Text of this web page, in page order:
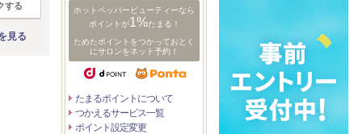
する
見る
ホットペッパービューティーなら
ポイントが1%たまる！
ためたポイントをつかっておとく
にサロンをネット予約！
たまるポイントについて
つかえるサービス一覧
ポイント設定変更